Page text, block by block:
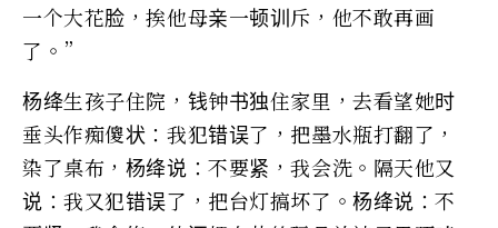
一个大花脸，挨他母亲一顿训斥，他不敢再画
了。”
杨绛生孩子住院，钱钟书独住家里，去看望她时
垂头作痴傻状：我犯错误了，把墨水瓶打翻了，
染了桌布，杨绛说：不要紧，我会洗。隔天他又
说：我又犯错误了，把台灯搞坏了。杨绛说：不